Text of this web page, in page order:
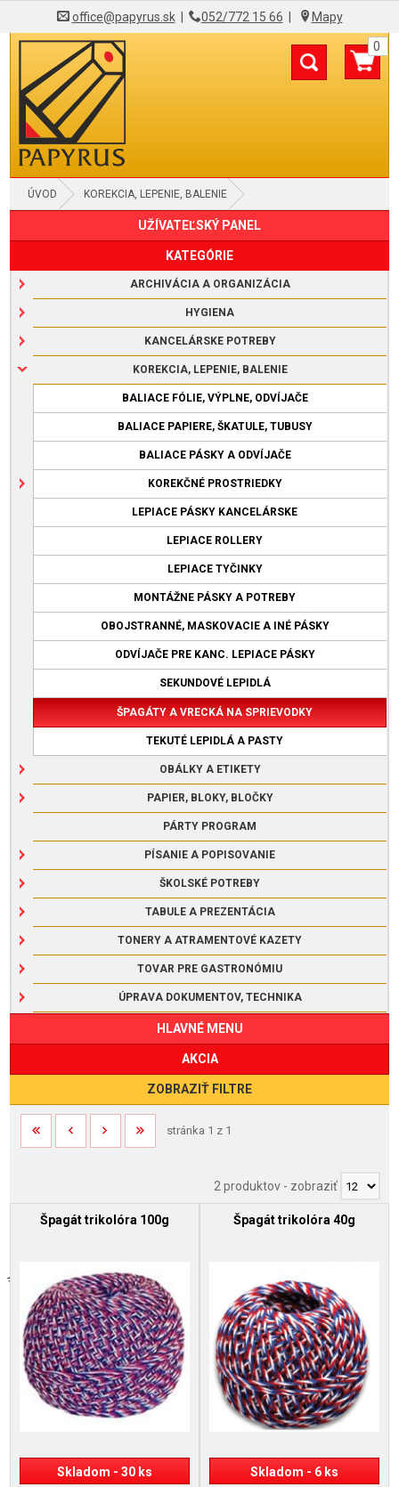
office@papyrus.sk| 052/772 15 66 Mapy
0
ÚVOD KOREKCIA, LEPENIE, BALENIE
ŠPAGÁTY A VRECKÁ NA SPRIEVODKY
UŽÍVATEĽSKÝ PANEL
KATEGÓRIE
ARCHIVÁCIA A ORGANIZÁCIA
HYGIENA
KANCELÁRSKE POTREBY
KOREKCIA, LEPENIE, BALENIE
BALIACE FÓLIE, VÝPLNE, ODVÍJAČE
BALIACE PAPIERE, ŠKATULE, TUBUSY
BALIACE PÁSKY A ODVÍJAČE
KOREKČNÉ PROSTRIEDKY
LEPIACE PÁSKY KANCELÁRSKE
LEPIACE ROLLERY
LEPIACE TYČINKY
MONTÁŽNE PÁSKY A POTREBY
OBOJSTRANNÉ, MASKOVACIE A INÉ PÁSKY
ODVÍJAČE PRE KANC. LEPIACE PÁSKY
SEKUNDOVÉ LEPIDLÁ
ŠPAGÁTY A VRECKÁ NA SPRIEVODKY
TEKUTÉ LEPIDLÁ A PASTY
OBÁLKY A ETIKETY
PAPIER, BLOKY, BLOČKY
PÁRTY PROGRAM
PÍSANIE A POPISOVANIE
ŠKOLSKÉ POTREBY
TABULE A PREZENTÁCIA
TONERY A ATRAMENTOVÉ KAZETY
TOVAR PRE GASTRONÓMIU
ÚPRAVA DOKUMENTOV, TECHNIKA
HLAVNÉ MENU
AKCIA
ZOBRAZIŤ FILTRE
stránka 1 z 1
2 produktov- zobraziť
Špagát trikolóra 100g
Skladom - 30 ks
Špagát trikolóra 40g
Skladom - 6 ks